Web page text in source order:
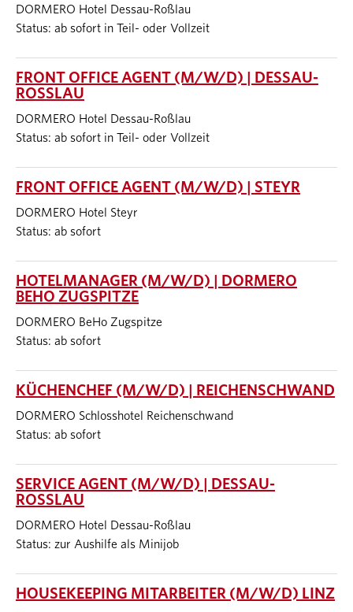
DORMERO Hotel Dessau-Roßlau
Status: ab sofort in Teil- oder Vollzeit
FRONT OFFICE AGENT (M/W/D) | DESSAU-
ROSSLAU
DORMERO Hotel Dessau-Roßlau
Status: ab sofort in Teil- oder Vollzeit
FRONT OFFICE AGENT (M/W/D) | STEYR
DORMERO Hotel Steyr
Status: ab sofort
HOTELMANAGER (M/W/D) | DORMERO
BEHO ZUGSPITZE
DORMERO BeHo Zugspitze
Status: ab sofort
KÜCHENCHEF (M/W/D) | REICHENSCHWAND
DORMERO Schlosshotel Reichenschwand
Status: ab sofort
SERVICE AGENT (M/W/D) | DESSAU-
ROSSLAU
DORMERO Hotel Dessau-Roßlau
Status: zur Aushilfe als Minijob
HOUSEKEEPING MITARBEITER (M/W/D) LINZ